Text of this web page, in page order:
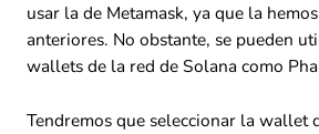
usar la de Metamask, ya que la
anteriores. No obstante, se pueden
wallets de la red de Solana como
Tendremos que seleccionar la wallet